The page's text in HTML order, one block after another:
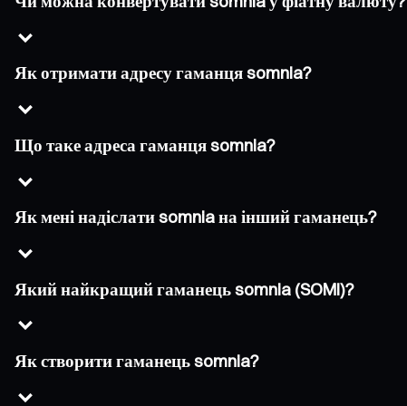
Як отримати адресу гаманця somnia?
Що таке адреса гаманця somnia?
Як мені надіслати somnia на інший гаманець?
Який найкращий гаманець somnia (SOMI)?
Як створити гаманець somnia?